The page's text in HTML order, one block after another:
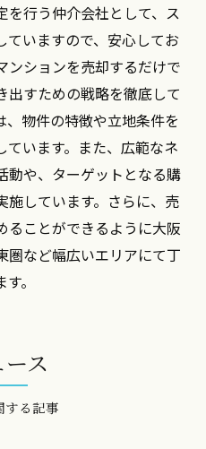
を行う仲介会社として、ス
ていますので、安心してお
ンションを売却するだけで
出すための戦略を徹底して
、物件の特徴や立地条件を
います。また、広範なネ
動や、ターゲットとなる購
施しています。さらに、売
ることができるように大阪
圏など幅広いエリアにて丁
。
ス
する記事